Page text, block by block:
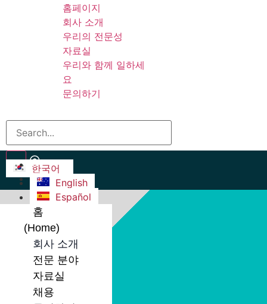
홈페이지
회사 소개
우리의 전문성
자료실
우리와 함께 일하세
요
문의하기
한국어
English
Español
홈
(Home)
회사 소개
전문 분야
자료실
채용